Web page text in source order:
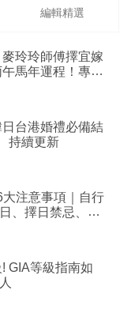
編輯精選
玲玲師傅擇宜嫁
馬年運程！專業
台港婚禮必備結
持續更新
注意事項｜自行
、擇日禁忌、相
GIA等級指南如